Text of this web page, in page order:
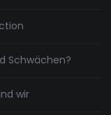
Schwächen?
wir